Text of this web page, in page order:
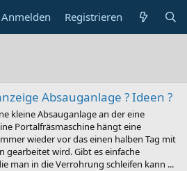
Anmelden Registrieren
Absauganlage ? Ideen ?
kleine Absauganlage an der eine
Portalfräsmaschine hängt eine
wieder vor das einen halben Tag mit
gearbeitet wird. Gibt es einfache
man in die Verrohrung schleifen kann ...